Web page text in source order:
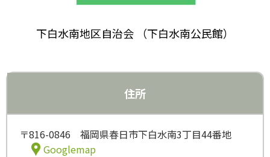
下白水南地区自治会 （下白水南公民館）
住所
〒816-0846 福岡県春日市下白水南3丁目44番地
Googlemap